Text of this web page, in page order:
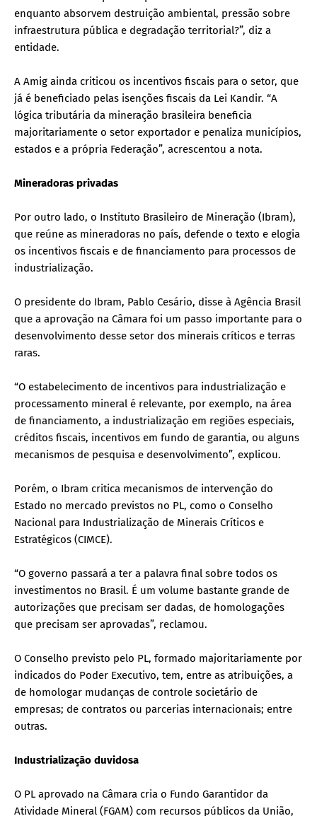
enquanto absorvem destruição ambiental, pressão sobre
infraestrutura pública e degradação territorial?”, diz a
entidade.
A Amig ainda criticou os incentivos fiscais para o setor, que
já é beneficiado pelas isenções fiscais da Lei Kandir. “A
lógica tributária da mineração brasileira beneficia
majoritariamente o setor exportador e penaliza municípios,
estados e a própria Federação”, acrescentou a nota.
Mineradoras privadas
Por outro lado, o Instituto Brasileiro de Mineração (Ibram),
que reúne as mineradoras no país, defende o texto e elogia
os incentivos fiscais e de financiamento para processos de
industrialização.
O presidente do Ibram, Pablo Cesário, disse à Agência Brasil
que a aprovação na Câmara foi um passo importante para o
desenvolvimento desse setor dos minerais críticos e terras
raras.
“O estabelecimento de incentivos para industrialização e
processamento mineral é relevante, por exemplo, na área
de financiamento, a industrialização em regiões especiais,
créditos fiscais, incentivos em fundo de garantia, ou alguns
mecanismos de pesquisa e desenvolvimento”, explicou.
Porém, o Ibram critica mecanismos de intervenção do
Estado no mercado previstos no PL, como o Conselho
Nacional para Industrialização de Minerais Críticos e
Estratégicos (CIMCE).
“O governo passará a ter a palavra final sobre todos os
investimentos no Brasil. É um volume bastante grande de
autorizações que precisam ser dadas, de homologações
que precisam ser aprovadas”, reclamou.
O Conselho previsto pelo PL, formado majoritariamente por
indicados do Poder Executivo, tem, entre as atribuições, a
de homologar mudanças de controle societário de
empresas; de contratos ou parcerias internacionais; entre
outras.
Industrialização duvidosa
O PL aprovado na Câmara cria o Fundo Garantidor da
Atividade Mineral (FGAM) com recursos públicos da União,